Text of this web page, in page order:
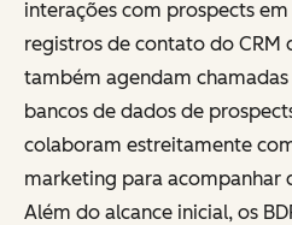
interações com prospects
registros de contato do CRM
também agendam
bancos de dados de
colaboram estreitamente
marketing para acompanhar
Além do alcance inicial, os